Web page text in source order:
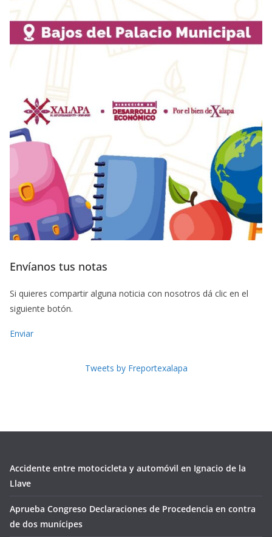
Envíanos tus notas
Si quieres compartir alguna noticia con nosotros dá clic en el
siguiente botón.
Enviar
Tweets by Freportexalapa
Accidente entre motocicleta y automóvil en Ignacio de la
Llave
Aprueba Congreso Declaraciones de Procedencia en contra
de dos munícipes